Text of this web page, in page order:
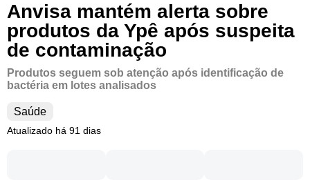
Anvisa mantém alerta sobre
produtos da Ypê após suspeita
de contaminação
Produtos seguem sob atenção após identificação de
bactéria em lotes analisados
Saúde
Atualizado há 91 dias